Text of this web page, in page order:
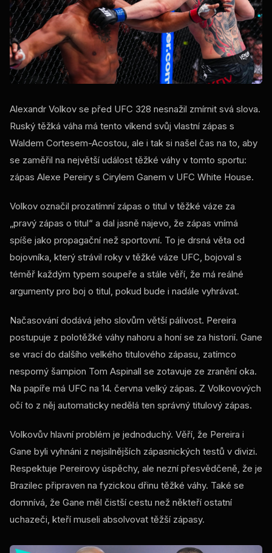
Alexandr Volkov se před UFC 328 nesnažil zmírnit svá slova.
Ruský těžká váha má tento víkend svůj vlastní zápas s
Waldem Cortesem-Acostou, ale i tak si našel čas na to, aby
se zaměřil na největší událost těžké váhy v tomto sportu:
zápas Alexe Pereiry s Cirylem Ganem v UFC White House.
Volkov označil prozatímní zápas o titul v těžké váze za
„pravý zápas o titul“ a dal jasně najevo, že zápas vnímá
spíše jako propagační než sportovní. To je drsná věta od
bojovníka, který strávil roky v těžké váze UFC, bojoval s
téměř každým typem soupeře a stále věří, že má reálné
argumenty pro boj o titul, pokud bude i nadále vyhrávat.
Načasování dodává jeho slovům větší pálivost. Pereira
postupuje z polotěžké váhy nahoru a honí se za historií. Gane
se vrací do dalšího velkého titulového zápasu, zatímco
nesporný šampion Tom Aspinall se zotavuje ze zranění oka.
Na papíře má UFC na 14. června velký zápas. Z Volkovových
očí to z něj automaticky nedělá ten správný titulový zápas.
Volkovův hlavní problém je jednoduchý. Věří, že Pereira i
Gane byli vyhnáni z nejsilnějších zápasnických testů v divizi.
Respektuje Pereirovy úspěchy, ale nezní přesvědčeně, že je
Brazilec připraven na fyzickou dřinu těžké váhy. Také se
domnívá, že Gane měl čistší cestu než někteří ostatní
uchazeči, kteří museli absolvovat těžší zápasy.